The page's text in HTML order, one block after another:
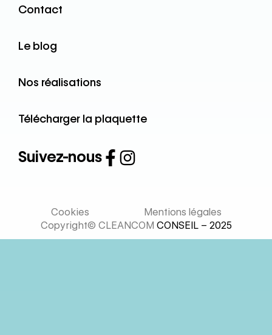
Contact
Le blog
Nos réalisations
Télécharger la plaquette
Suivez-nous
Cookies
Mentions légales
Copyright© CLEANCOM CONSEIL – 2025